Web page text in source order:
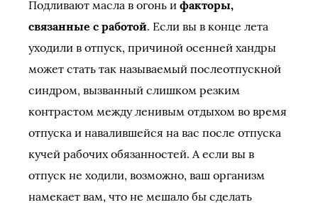
Подливают масла в огонь и факторы,
связанные с работой. Если вы в конце лета
уходили в отпуск, причиной осенней хандры
может стать так называемый послеотпускной
синдром, вызванный слишком резким
контрастом между ленивым отдыхом во время
отпуска и навалившейся на вас после отпуска
кучей рабочих обязанностей. А если вы в
отпуск не ходили, возможно, ваш организм
намекает вам, что не мешало бы сделать